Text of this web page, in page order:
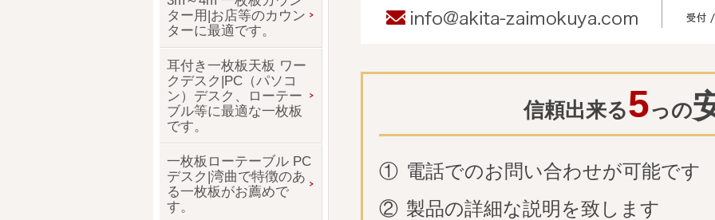
信頼出来る5っの
① 電話でのお問い合わせが可能です
② 製品の詳細な説明を致します
ター用|お店等のカウン
ターに最適です。
耳付き一枚板天板 ワー
クデスク|PC（パソコ
ン）デスク、ローテー
ブル等に最適な一枚板
です。
一枚板ローテーブル PC
デスク|湾曲で特徴のあ
る一枚板がお薦めで
す。